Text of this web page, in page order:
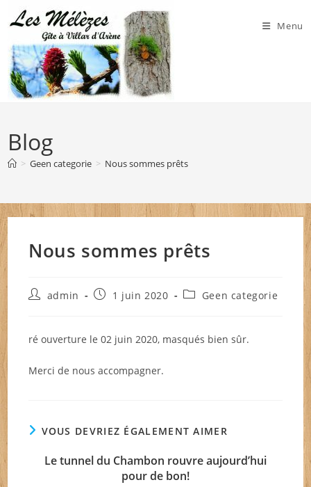
content
Menu
Blog
> Geen categorie > Nous sommes prêts
Nous sommes prêts
Auteur/autrice
publication :
admin
Publication
1 juin 2020
PostGeen categorie
ré ouverture le 02 juin 2020, masqués bien sûr.
Merci de nous accompagner.
VOUS DEVRIEZ ÉGALEMENT AIMER
Le tunnel du Chambon rouvre aujourd’hui
pour de bon!